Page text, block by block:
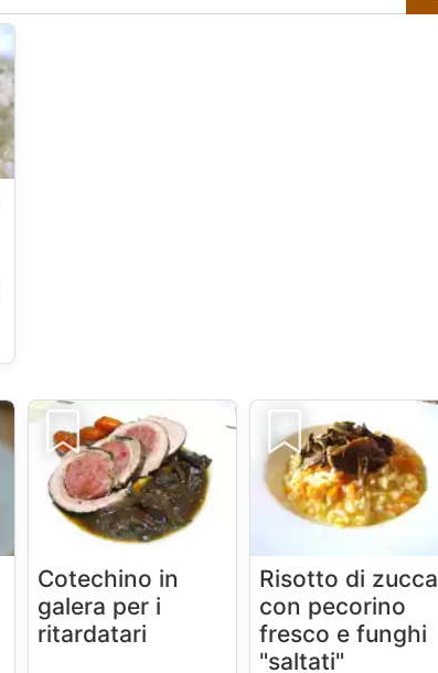
Cotechino in
galera per i
ritardatari
Risotto di zucca
con pecorino
fresco e funghi
"saltati"